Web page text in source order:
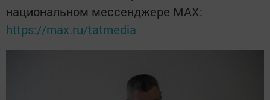
национальном мессенджере MАХ:
https://max.ru/tatmedia